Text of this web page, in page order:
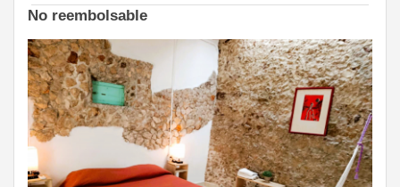
No reembolsable